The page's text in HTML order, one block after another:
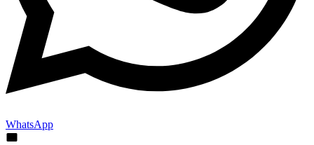
WhatsApp